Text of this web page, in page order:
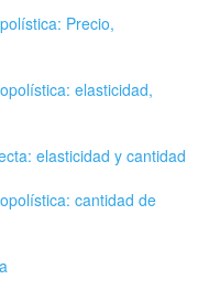
Precio,
elasticidad,
elasticidad y cantidad
cantidad de